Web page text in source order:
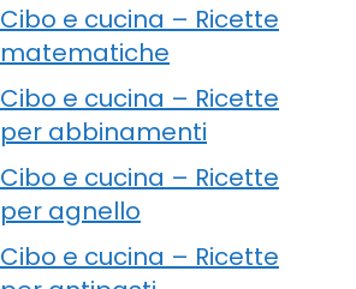
Cibo e cucina – Ricette
matematiche
Cibo e cucina – Ricette
per abbinamenti
Cibo e cucina – Ricette
per agnello
Cibo e cucina – Ricette